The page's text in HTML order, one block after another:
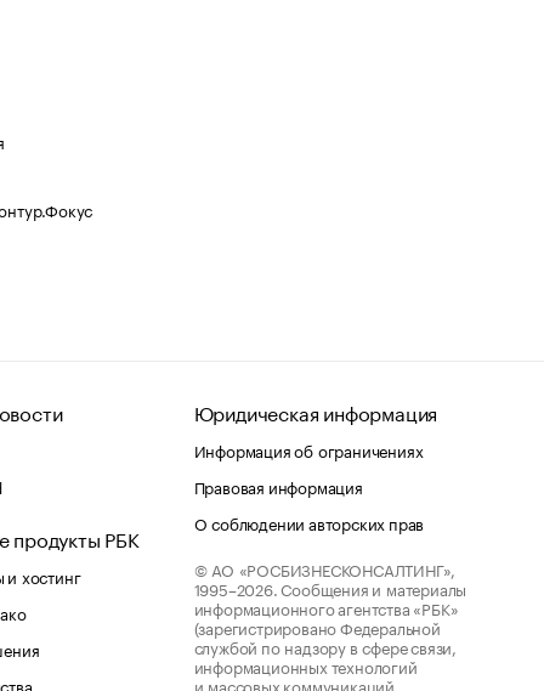
продукты РБК
хостинг
Юридическая информация
Информация об ограничениях
Правовая информация
О соблюдении авторских прав
© АО «РОСБИЗНЕСКОНСАЛТИНГ»,
1995–2026. Сообщения и материалы
информационного агентства «РБК»
(зарегистрировано Федеральной
службой по надзору в сфере связи,
информационных технологий
и массовых коммуникаций